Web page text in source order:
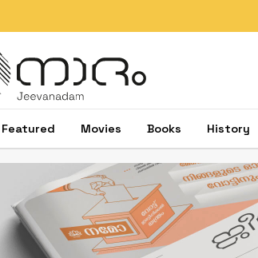
Featured Movies Books History